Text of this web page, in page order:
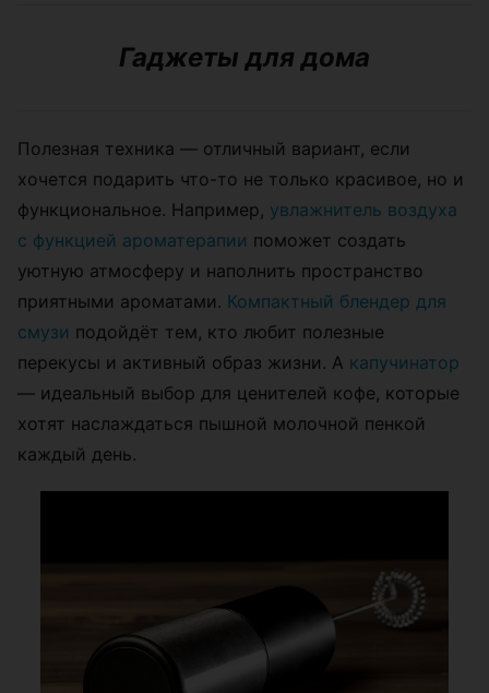
Гаджеты для дома
Полезная техника — отличный вариант, если
хочется подарить что-то не только красивое, но и
функциональное. Например, увлажнитель воздуха
с функцией ароматерапии поможет создать
уютную атмосферу и наполнить пространство
приятными ароматами. Компактный блендер для
смузи подойдёт тем, кто любит полезные
перекусы и активный образ жизни. А капучинатор
— идеальный выбор для ценителей кофе, которые
хотят наслаждаться пышной молочной пенкой
каждый день.